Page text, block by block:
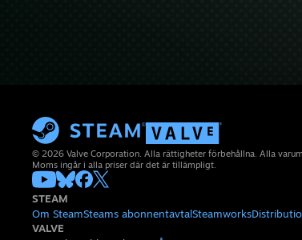
© 2026 Valve Corporation. Alla rättigheter förbehållna. Alla
Moms ingår i alla priser där det är tillämpligt.
STEAM
Om SteamSteams abonnentavtalSteamworks
VALVE